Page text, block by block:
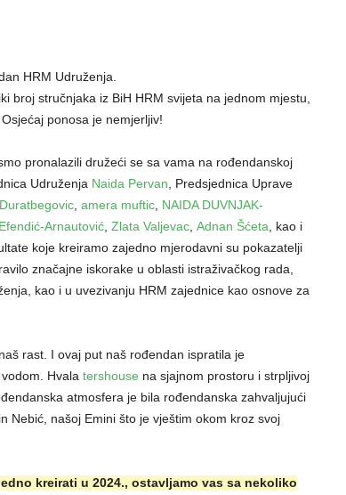
HRM Udruženja.
broj stručnjaka iz BiH HRM svijeta na jednom mjestu,
ponosa je nemjerljiv!
pronalazili družeći se sa vama na rođendanskoj
Udruženja Naida Pervan , Predsjednica Uprave
, amera muftic, NAIDA DUVNJAK-
Arnautović, Zlata Valjevac, Adnan Šćeta , kao i
koje kreiramo zajedno mjerodavni su pokazatelji
značajne iskorake u oblasti istraživačkog rada,
kao i u uvezivanju HRM zajednice kao osnove za
rast. I ovaj put naš rođendan ispratila je
Hvala tershouse na sjajnom prostoru i strpljivoj
atmosfera je bila rođendanska zahvaljujući
Nebić, našoj Emini što je vještim okom kroz svoj
kreirati u 2024., ostavljamo vas sa nekoliko